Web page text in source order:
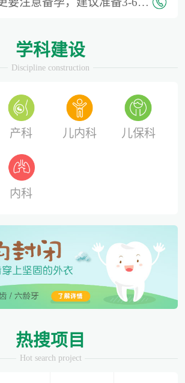
学科建设
Discipline construction
产科 儿内科 儿保科
内科
热搜项目
Hot search project